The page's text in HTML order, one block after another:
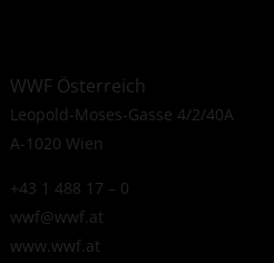
WWF Österreich
Leopold-Moses-Gasse 4/2/40A
A-1020 Wien
+43 1 488 17 – 0
wwf@wwf.at
www.wwf.at